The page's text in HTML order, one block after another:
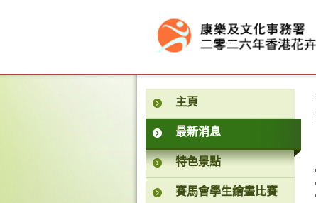
按“Tab”進入菜單
主頁
最新消息
特色景點
賽馬會學生繪畫比賽